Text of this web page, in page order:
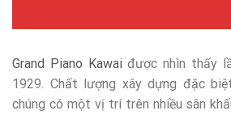
Grand Piano Kawaiđược nhìn thấy
1929. Chất lượng xây dựng đặc
chúng có một vị trí trên nhiều sân